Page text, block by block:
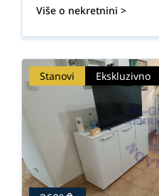
Više o nekretnini >
Stanovi Ekskluzivno